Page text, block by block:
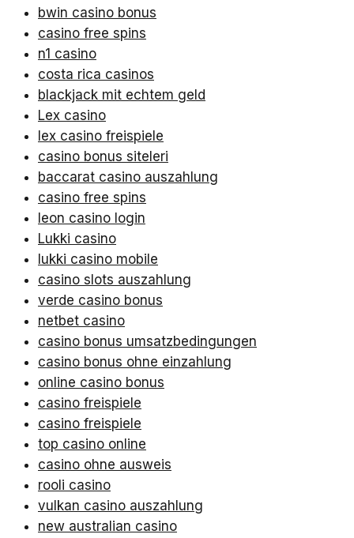
bwin casino bonus
casino free spins
n1 casino
costa rica casinos
blackjack mit echtem geld
Lex casino
lex casino freispiele
casino bonus siteleri
baccarat casino auszahlung
casino free spins
leon casino login
Lukki casino
lukki casino mobile
casino slots auszahlung
verde casino bonus
netbet casino
casino bonus umsatzbedingungen
casino bonus ohne einzahlung
online casino bonus
casino freispiele
casino freispiele
top casino online
casino ohne ausweis
rooli casino
vulkan casino auszahlung
new australian casino